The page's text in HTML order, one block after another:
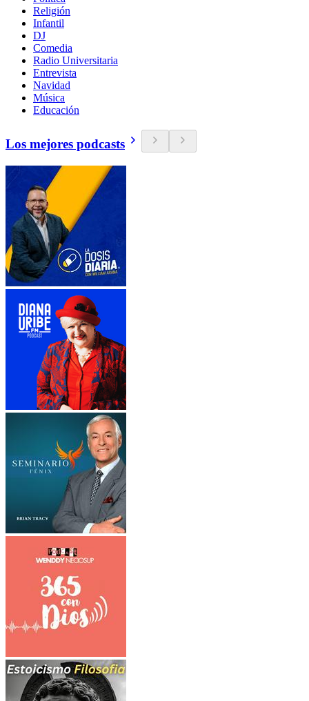
Religión
Infantil
DJ
Comedia
Radio Universitaria
Entrevista
Navidad
Música
Educación
Los mejores podcasts